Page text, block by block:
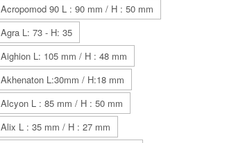
Acropomod 90 L : 90 mm / H : 50 mm
Agra L: 73 - H: 35
Aighion L: 105 mm / H : 48 mm
Akhenaton L:30mm / H:18 mm
Alcyon L : 85 mm / H : 50 mm
Alix L : 35 mm / H : 27 mm